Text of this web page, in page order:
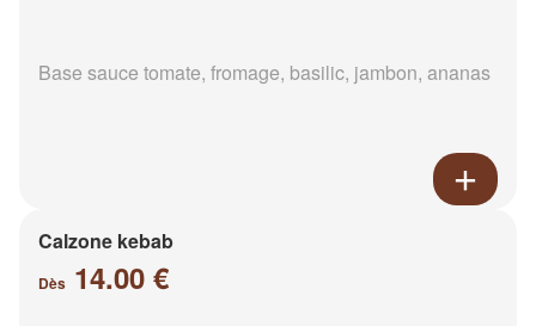
Base sauce tomate, fromage, basilic, jambon, ananas
Calzone kebab
Dès 14.00 €